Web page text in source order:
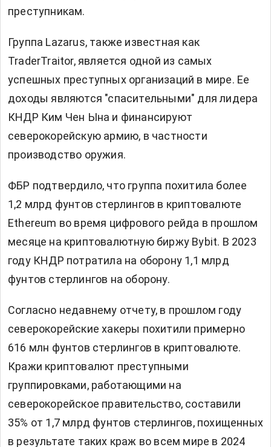
преступникам.
Группа Lazarus, также известная как
TraderTraitor, является одной из самых
успешных преступных организаций в мире. Ее
доходы являются "спасительными" для лидера
КНДР Ким Чен Ына и финансируют
северокорейскую армию, в частности
производство оружия.
ФБР подтвердило, что группа похитила более
1,2 млрд фунтов стерлингов в криптовалюте
Ethereum во время цифрового рейда в прошлом
месяце на криптовалютную биржу Bybit. В 2023
году КНДР потратила на оборону 1,1 млрд
фунтов стерлингов на оборону.
Согласно недавнему отчету, в прошлом году
северокорейские хакеры похитили примерно
616 млн фунтов стерлингов в криптовалюте.
Кражи криптовалют преступными
группировками, работающими на
северокорейское правительство, составили
35% от 1,7 млрд фунтов стерлингов, похищенных
в результате таких краж во всем мире в 2024